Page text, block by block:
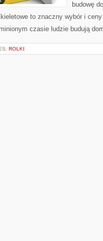
budowę
to znaczny wybór i
czasie ludzie budują
ROLKI